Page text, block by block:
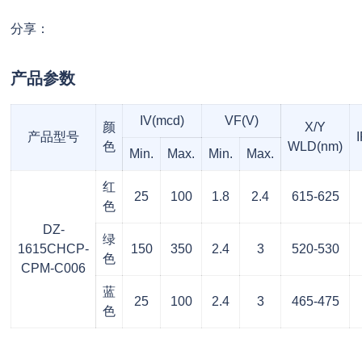
分享：
产品参数
产品型号
颜
色
IV(mcd) VF(V)
X/Y
WLD(nm)
Min.
Max. Min. Max.
DZ-
1615CHCP-
CPM-C006
红
色
25 100 1.8 2.4 615-625
绿
色
150 350 2.4 3 520-530
蓝
色
25 100 2.4 3 465-475